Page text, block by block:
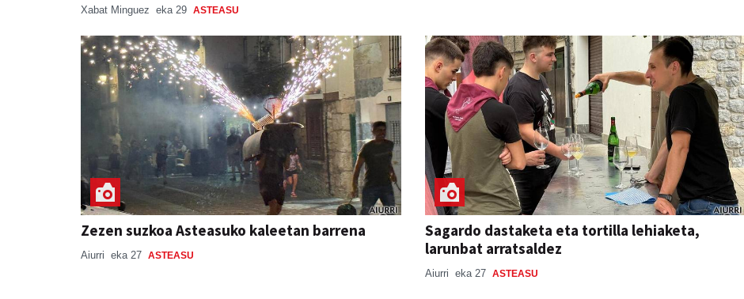
Xabat Minguez eka 29 ASTEASU
Zezen suzkoa Asteasuko kaleetan barrena
Aiurri eka 27 ASTEASU
Sagardo dastaketa eta tortilla lehiaketa,
larunbat arratsaldez
Aiurri eka 27 ASTEASU